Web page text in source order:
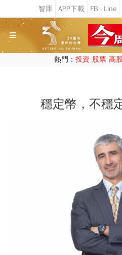
熱門： 投資 股票 高
穩定幣，不穩